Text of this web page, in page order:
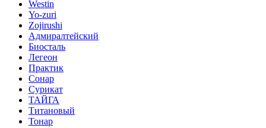
Westin
Yo-zuri
Zojirushi
Адмиралтейский
Биосталь
Легеон
Практик
Сонар
Сурикат
ТАЙГА
Титановый
Тонар